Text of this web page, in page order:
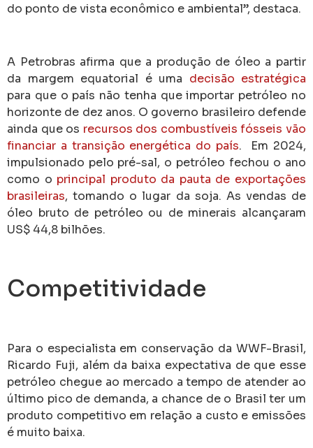
do ponto de vista econômico e ambiental”, destaca.
A Petrobras afirma que a produção de óleo a partir
da margem equatorial é uma decisão estratégica
para que o país não tenha que importar petróleo no
horizonte de dez anos. O governo brasileiro defende
ainda que os recursos dos combustíveis fósseis vão
financiar a transição energética do país. Em 2024,
impulsionado pelo pré-sal, o petróleo fechou o ano
como o principal produto da pauta de exportações
brasileiras, tomando o lugar da soja. As vendas de
óleo bruto de petróleo ou de minerais alcançaram
US$ 44,8 bilhões.
Competitividade
Para o especialista em conservação da WWF-Brasil,
Ricardo Fuji, além da baixa expectativa de que esse
petróleo chegue ao mercado a tempo de atender ao
último pico de demanda, a chance de o Brasil ter um
produto competitivo em relação a custo e emissões
é muito baixa.